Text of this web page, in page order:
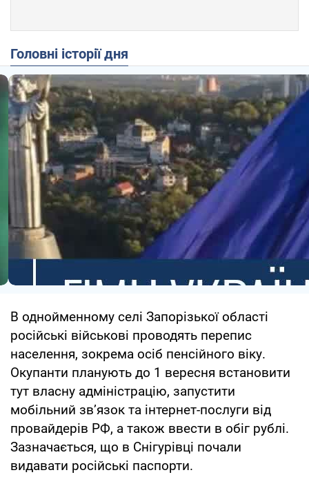
Головні історії дня
В однойменному селі Запорізької області
російські військові проводять перепис
населення, зокрема осіб пенсійного віку.
Окупанти планують до 1 вересня встановити
тут власну адміністрацію, запустити
мобільний зв’язок та інтернет-послуги від
провайдерів РФ, а також ввести в обіг рублі.
Зазначається, що в Снігурівці почали
видавати російські паспорти.